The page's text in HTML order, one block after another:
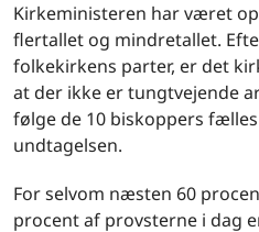
Kirkeministeren har været
flertallet og mindretallet.
folkekirkens parter, er det
at der ikke er tungtvejende
følge de 10 biskoppers
undtagelsen.
For selvom næsten 60
procent af provsterne i dag